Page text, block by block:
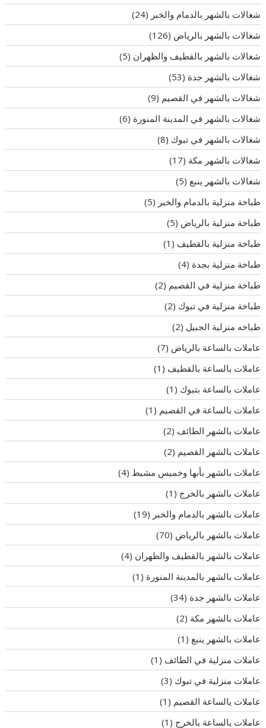
شغالات بالشهر بالدمام والخبر (24)
شغالات بالشهر بالرياض (126)
شغالات بالشهر بالقطيف والظهران (5)
شغالات بالشهر جدة (53)
شغالات بالشهر في القصيم (9)
شغالات بالشهر في المدينة المنورة (6)
شغالات بالشهر في تبوك (8)
شغالات بالشهر مكة (17)
شغالات بالشهر ينبع (5)
طباخة منزلية بالدمام والخبر (5)
طباخة منزلية بالرياض (5)
طباخة منزلية بالقطيف (1)
طباخة منزلية بجدة (4)
طباخة منزلية في القصيم (2)
طباخة منزلية في تبوك (2)
طباخه منزلية الجبيل (2)
عاملات بالساعة بالرياض (7)
عاملات بالساعة بالقطيف (1)
عاملات بالساعة بتبوك (1)
عاملات بالساعة في القصيم (1)
عاملات بالشهر الطائف (2)
عاملات بالشهر القصيم (2)
عاملات بالشهر بأبها وخميس مشيط (4)
عاملات بالشهر بالخرج (1)
عاملات بالشهر بالدمام والخبر (19)
عاملات بالشهر بالرياض (70)
عاملات بالشهر بالقطيف والظهران (4)
عاملات بالشهر بالمدينة المنورة (1)
عاملات بالشهر جدة (34)
عاملات بالشهر مكة (2)
عاملات بالشهر ينبع (1)
عاملات منزلية في الطائف (1)
عاملات منزلية في تبوك (3)
عاملات يالساعة القصيم (1)
عاملات يالساعة بالخرج (1)